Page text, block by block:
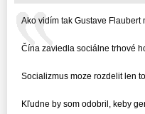
Ako vidím tak Gustave Flaubert
Čína zaviedla sociálne trhové
Socializmus moze rozdelit len
Kľudne by som odobril, keby